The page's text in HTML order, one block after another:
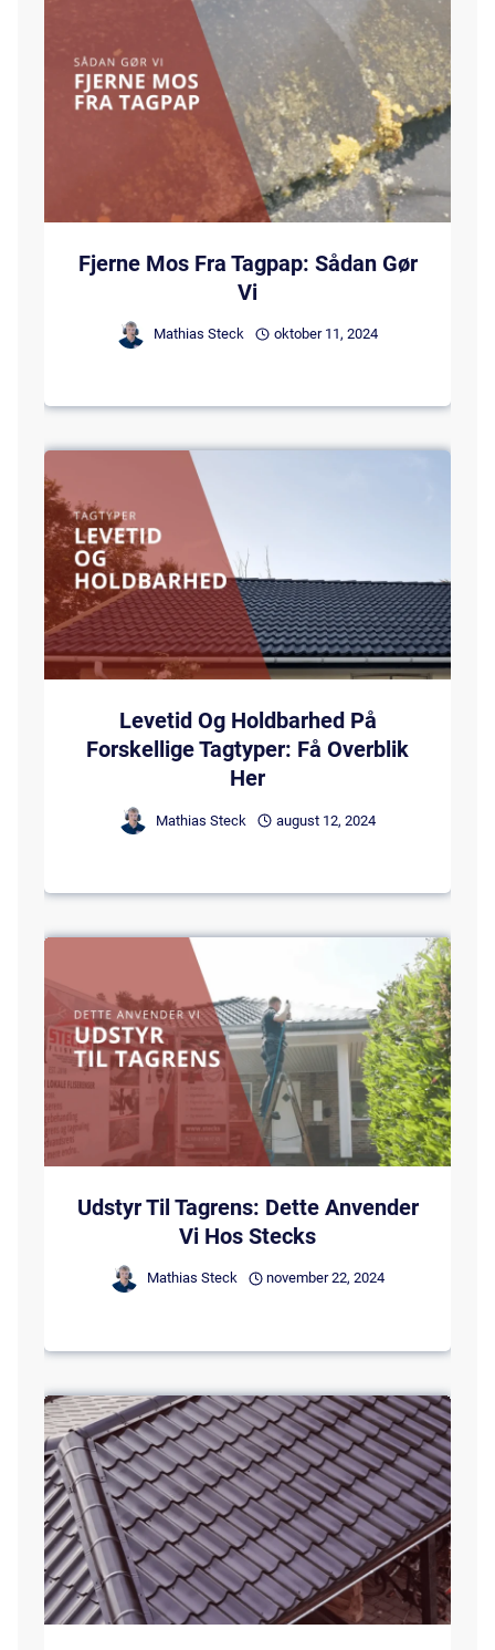
Fjerne Mos Fra Tagpap: Sådan Gør
Vi
Mathias Steck oktober 11, 2024
Levetid Og Holdbarhed På
Forskellige Tagtyper: Få Overblik
Her
Mathias Steck august 12, 2024
Udstyr Til Tagrens: Dette Anvender
Vi Hos Stecks
Mathias Steck november 22, 2024